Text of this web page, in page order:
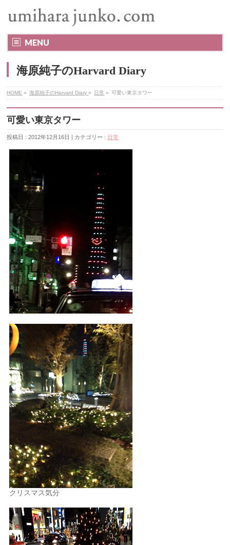
MENU
海原純子のHarvard Diary
HOME » 海原純子のHarvard Diary» 日常 » 可愛い東京タワー
可愛い東京タワー
投稿日 : 2012年12月16日 | カテゴリー : 日常
クリスマス気分